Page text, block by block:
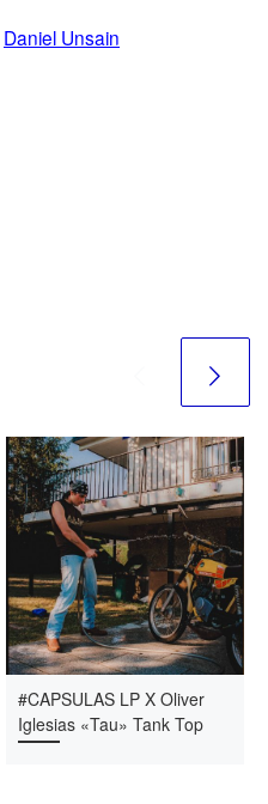
Daniel Unsain
#CAPSULAS LP X Oliver
Iglesias «Tau» Tank Top